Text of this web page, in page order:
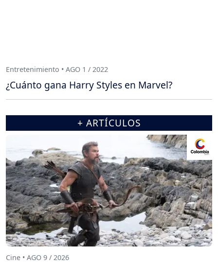
Entretenimiento • AGO 1 / 2022
¿Cuánto gana Harry Styles en Marvel?
+ ARTÍCULOS
Cine • AGO 9 / 2026